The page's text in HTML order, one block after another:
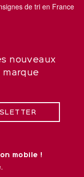
de tri en France
nouveaux
marque
mobile !